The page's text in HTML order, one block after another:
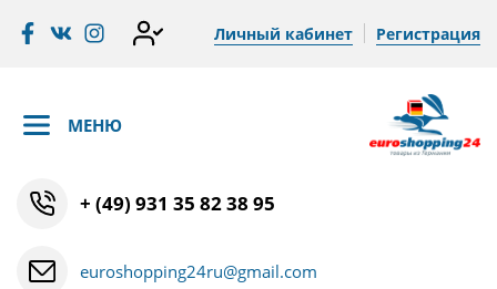
Личный кабинет Регистрация
МЕНЮ
+ (49) 931 35 82 38 95
euroshopping24ru@gmail.com